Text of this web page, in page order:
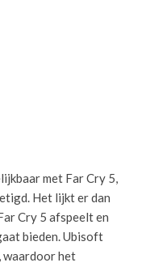
met Far Cry 5,
Het lijkt er dan
Cry 5 afspeelt en
bieden. Ubisoft
waardoor het